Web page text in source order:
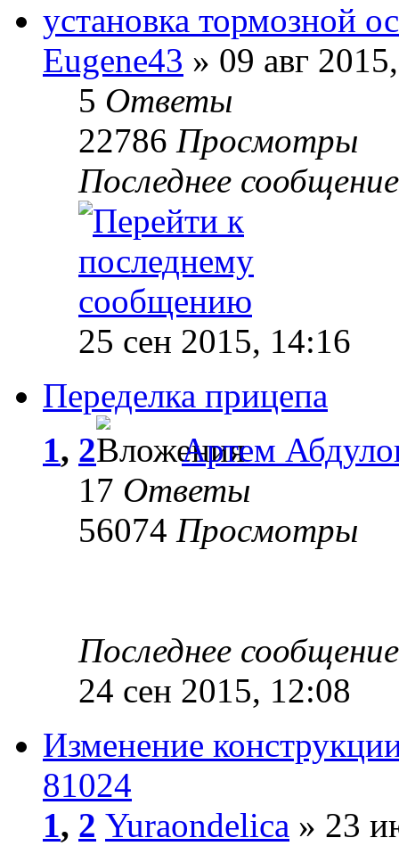
установка тормозной
Eugene43 » 09 авг
5 Ответы
22786 Просмотры
Последнее
25 сен 2015, 14:16
Переделка прицепа
1, 2
Артем
17 Ответы
56074 Просмотры
Последнее
24 сен 2015, 12:08
Изменение
81024
1, 2 Yuraondelica » 23